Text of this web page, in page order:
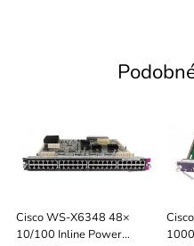
Cisco WS-X6348 48×
10/100 Inline Power